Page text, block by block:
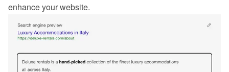
enhance your website.